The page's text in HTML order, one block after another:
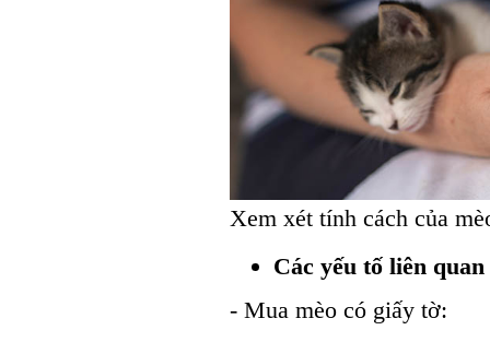
Xem xét tính cách của
Các yếu tố liên
- Mua mèo có giấy tờ: